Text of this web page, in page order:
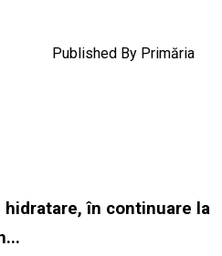
Published By Primăria
în continuare la